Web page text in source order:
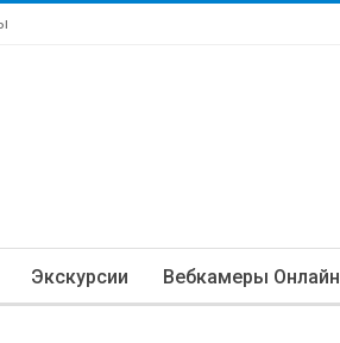
Экскурсии Вебкамеры Онлайн